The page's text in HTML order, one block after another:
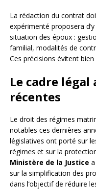
La rédaction du contrat
expérimenté proposera
situation des époux :
familial, modalités de
Ces précisions évitent
Le cadre
récentes
Le droit des régimes
notables ces dernières
législatives ont porté sur
régimes et sur la
Ministère de la Justice
sur la simplification des
dans l’objectif de réduire